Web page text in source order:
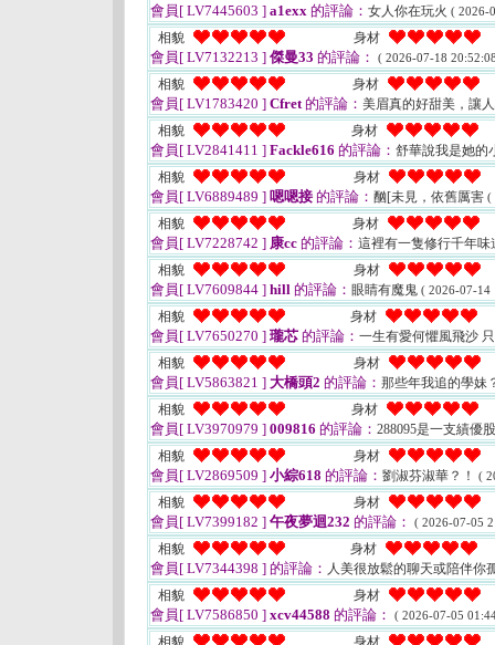
會員[ LV7445603 ] a1exx 的評論： 女人你在玩火 ( 2026-
相貌 身材
會員[ LV7132213 ] 傑曼33 的評論： ( 2026-07-18
相貌 身材
會員[ LV1783420 ] Cfret的評論： 美眉真的好甜美，讓
相貌
身材
會員[ LV2841411 ] Fackle616 的評論： 舒華說我是她的
相貌
身材
會員[ LV6889489 ] 嗯嗯接 的評論： 酗[未見，依舊厲害 (
相貌 身材
會員[ LV7228742 ] 康cc 的評論： 這裡有一隻修行千年
相貌
身材
會員[ LV7609844 ] hill 的評論： 眼睛有魔鬼 ( 2026-07-14
相貌 身材
會員[ LV7650270 ] 瓏芯 的評論： 一生有愛何懼風飛沙
相貌
身材
會員[ LV5863821 ] 大橋頭2 的評論： 那些年我追的學妹
相貌
身材
會員[ LV3970979 ] 009816 的評論： 288095是一支績優
相貌
身材
會員[ LV2869509 ] 小綜618 的評論： 劉淑芬淑華？！ (
相貌 身材
會員[ LV7399182 ] 午夜夢迴232 的評論： ( 2026-07-05
相貌 身材
會員[ LV7344398 ] 的評論： 人美很放鬆的聊天或陪伴你
相貌
身材
會員[ LV7586850 ] xcv44588 的評論： ( 2026-07-05
相貌 身材